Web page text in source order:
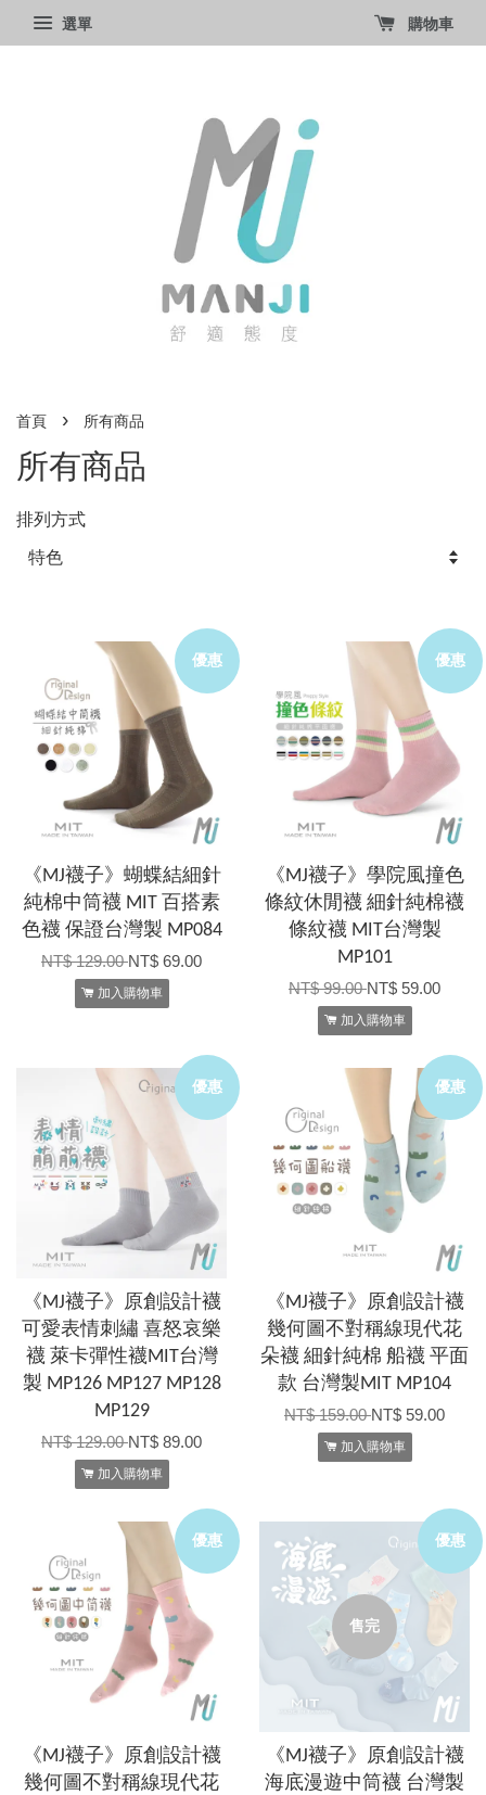
選單 購物車
首頁 › 所有商品
所有商品
排列方式
優惠
《MJ襪子》蝴蝶結細針
純棉中筒襪 MIT 百搭素
色襪 保證台灣製 MP084
NT$ 129.00NT$ 69.00
加入購物車
優惠
《MJ襪子》學院風撞色
條紋休閒襪 細針純棉襪
條紋襪 MIT台灣製
MP101
NT$ 99.00NT$ 59.00
加入購物車
優惠
《MJ襪子》原創設計襪
可愛表情刺繡 喜怒哀樂
襪 萊卡彈性襪MIT台灣
製 MP126 MP127 MP128
MP129
NT$ 129.00NT$ 89.00
加入購物車
優惠
《MJ襪子》原創設計襪
幾何圖不對稱線現代花
朵襪 細針純棉 船襪 平面
款 台灣製MIT MP104
NT$ 159.00NT$ 59.00
加入購物車
優惠
《MJ襪子》原創設計襪
幾何圖不對稱線現代花
優惠
售完
《MJ襪子》原創設計襪
海底漫遊中筒襪 台灣製